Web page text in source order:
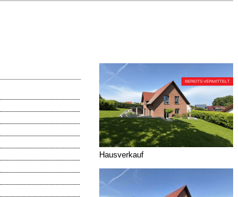
Hausverkauf